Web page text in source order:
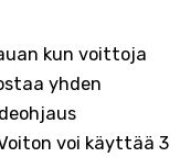
kun voittoja
yhden
voi käyttää 3